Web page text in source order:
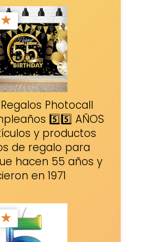
★
Photocall
5️⃣5️⃣ AÑOS
y productos
de regalo para
hacen 55 años y
en 1971
★